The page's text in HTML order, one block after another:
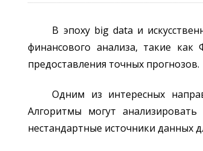
В эпоху big data и
финансового анализа, такие
предоставления точных прогнозов.
Одним из интересных
Алгоритмы могут
нестандартные источники данных